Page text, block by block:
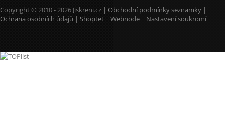
Copyright © 2010 - 2026 Jiskreni.cz | Obchodní podmínky seznamky |
Ochrana osobních údajů | Shoptet | Webnode | Nastavení soukromí